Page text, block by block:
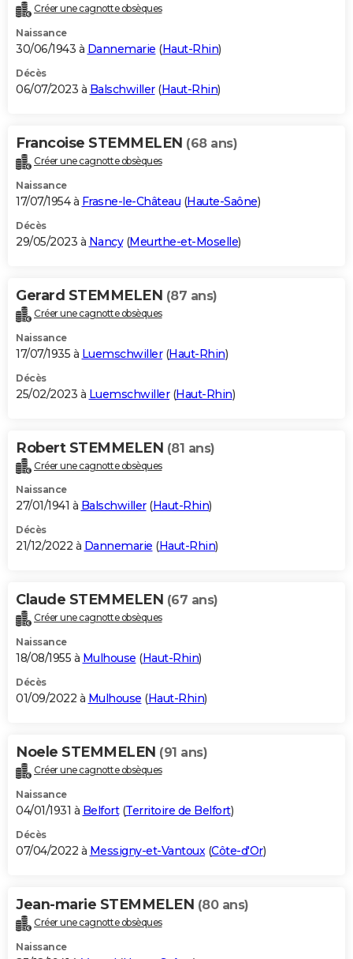
Créer une cagnotte obsèques
Naissance
30/06/1943 à Dannemarie (Haut-Rhin)
Décès
06/07/2023 à Balschwiller(Haut-Rhin)
Francoise STEMMELEN (68 ans)
Créer une cagnotte obsèques
Naissance
17/07/1954 à Frasne-le-Château (Haute-Saône)
Décès
29/05/2023 à Nancy(Meurthe-et-Moselle)
Gerard STEMMELEN (87 ans)
Créer une cagnotte obsèques
Naissance
17/07/1935 à Luemschwiller(Haut-Rhin)
Décès
25/02/2023 à Luemschwiller(Haut-Rhin)
Robert STEMMELEN (81 ans)
Créer une cagnotte obsèques
Naissance
27/01/1941 à Balschwiller(Haut-Rhin)
Décès
21/12/2022 à Dannemarie (Haut-Rhin)
Claude STEMMELEN (67 ans)
Créer une cagnotte obsèques
Naissance
18/08/1955 à Mulhouse (Haut-Rhin)
Décès
01/09/2022 à Mulhouse (Haut-Rhin)
Noele STEMMELEN (91 ans)
Créer une cagnotte obsèques
Naissance
04/01/1931 à Belfort(Territoire de Belfort)
Décès
07/04/2022 à Messigny-et-Vantoux(Côte-d'Or)
Jean-marie STEMMELEN (80 ans)
Créer une cagnotte obsèques
Naissance